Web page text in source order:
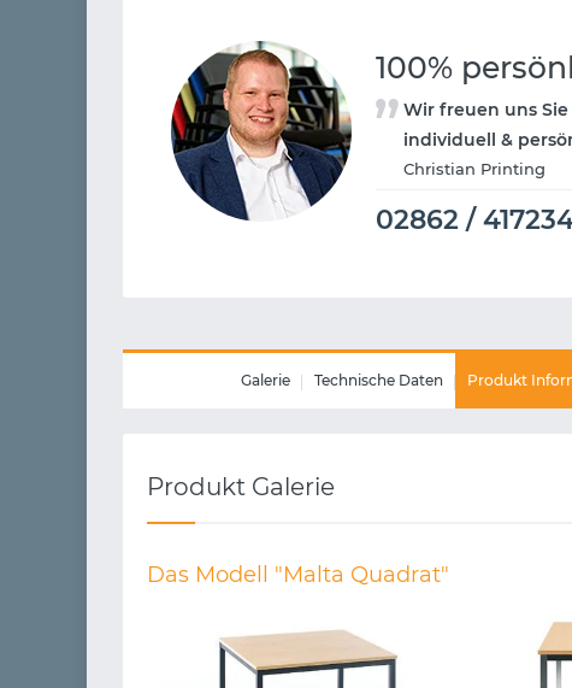
100%
Wir freuen uns
individuell &
Christian Printing
02862 /
Galerie Technische Daten Produkt
Produkt Galerie
Das Modell "Malta Quadrat"